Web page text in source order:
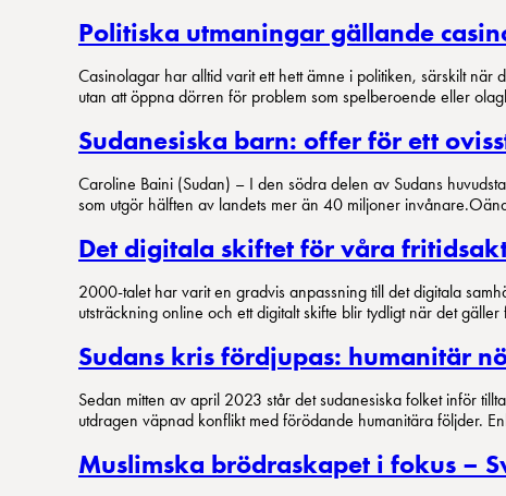
Politiska utmaningar gällande
Casinolagar har alltid varit ett hett ämne i politiken, särskilt
utan att öppna dörren för problem som spelberoende eller
Sudanesiska barn: offer för ett
Caroline Baini (Sudan) – I den södra delen av Sudans
som utgör hälften av landets mer än 40 miljoner
Det digitala skiftet för våra
2000-talet har varit en gradvis anpassning till det digitala
utsträckning online och ett digitalt skifte blir tydligt när det
Sudans kris fördjupas: humanitär
Sedan mitten av april 2023 står det sudanesiska folket inför
utdragen väpnad konflikt med förödande humanitära följder.
Muslimska brödraskapet i fokus –